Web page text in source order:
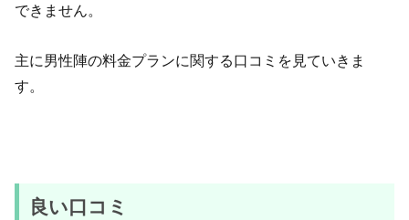
できません。
主に男性陣の料金プランに関する口コミを見ていきま
す。
良い口コミ